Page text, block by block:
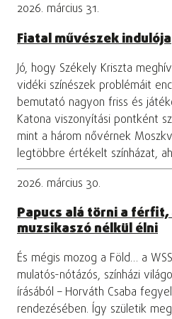
2026. március 31.
Fiatal művészek indulója
Jó, hogy Székely Kriszta
vidéki színészek problémáit
bemutató nagyon friss és
Katona viszonyítási pontként
mint a három nővérnek
legtöbbre értékelt színházat,
2026. március 30.
Papucs alá törni a
muzsikaszó nélkül élni
És mégis mozog a Föld… a
mulatós-nótázós, színházi
írásából – Horváth Csaba
rendezésében. Így születik